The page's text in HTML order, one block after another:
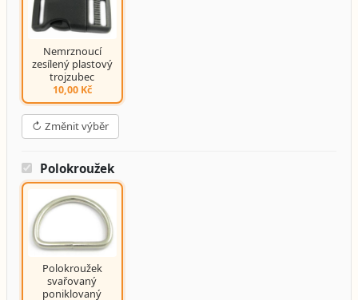
Nemrznoucí
zesílený plastový
trojzubec
10,00 Kč
↻ Změnit výběr
Polokroužek
Polokroužek
svařovaný
poniklovaný